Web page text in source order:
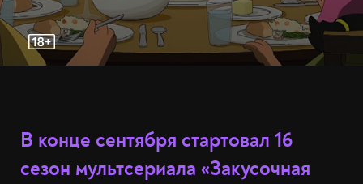
В конце сентября стартовал 16
сезон мультсериала «Закусочная